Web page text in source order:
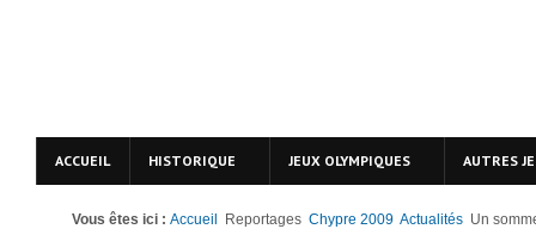
ACCUEIL HISTORIQUE JEUX OLYMPIQUES AUTRES
Vous êtes ici : Accueil Reportages Chypre 2009 Actualités Un